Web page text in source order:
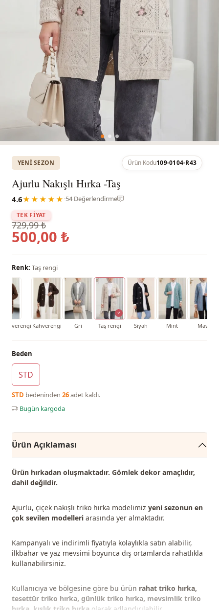
YENI SEZON Ürün Kodu109-0104-R43
Ajurlu Nakışlı Hırka -Taş
4.6★★★★★ ·54 Değerlendirme
TEK FİYAT
729,99 ₺
500,00 ₺
Renk: Taş rengi
Kahverengi Kahverengi Gri Taş rengi Siyah Mint Mavi
Beden
STD
STD bedeninden 26adet kaldı.
Bugün kargoda
Ürün Açıklaması
Ürün hırkadan oluşmaktadır. Gömlek dekor amaçlıdır,
dahil değildir.
Ajurlu, çiçek nakışlı triko hırka modelimiz yeni sezonun en
çok sevilen modelleri arasında yer almaktadır.
Kampanyalı ve indirimli fiyatıyla kolaylıkla satın alabilir,
ilkbahar ve yaz mevsimi boyunca dış ortamlarda rahatlıkla
kullanabilirsiniz.
Kullanıcıya ve bölgesine göre bu ürün rahat triko hırka,
tesettür triko hırka, günlük triko hırka, mevsimlik triko